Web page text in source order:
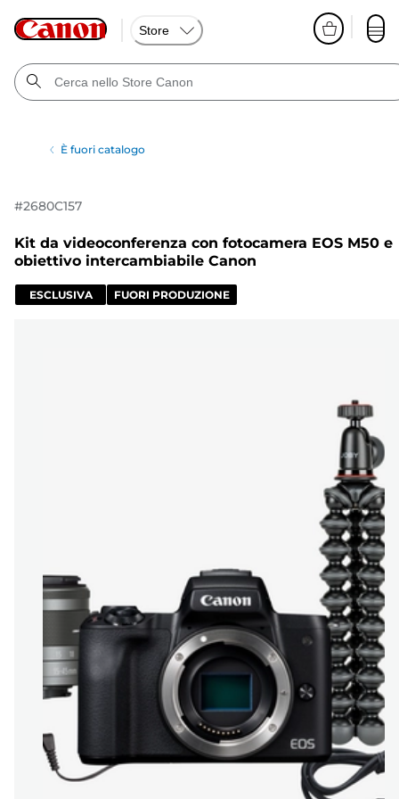
Store
È fuori catalogo
#2680C157
Kit da videoconferenza con fotocamera EOS M50 e
obiettivo intercambiabile Canon
ESCLUSIVA FUORI PRODUZIONE